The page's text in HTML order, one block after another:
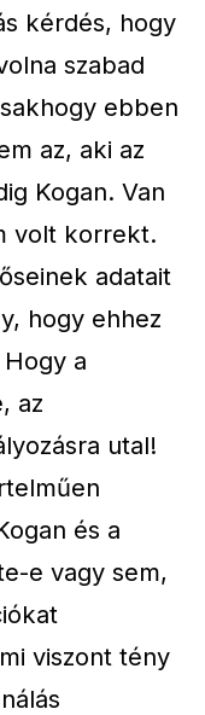
kérdés, hogy
szabad
ebben
az, aki az
Kogan. Van
volt korrekt.
adatait
hogy ehhez
a
az
utal!
és a
e vagy sem,
viszont tény